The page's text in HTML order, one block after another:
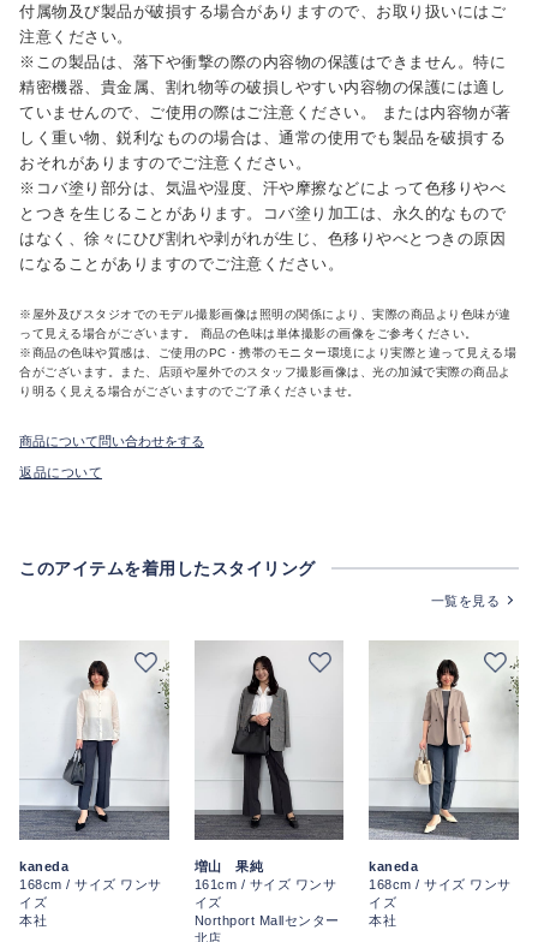
付属物及び製品が破損する場合がありますので、お取り扱いにはご
注意ください。
※この製品は、落下や衝撃の際の内容物の保護はできません。特に
精密機器、貴金属、割れ物等の破損しやすい内容物の保護には適し
ていませんので、ご使用の際はご注意ください。 または内容物が著
しく重い物、鋭利なものの場合は、通常の使用でも製品を破損する
おそれがありますのでご注意ください。
※コバ塗り部分は、気温や湿度、汗や摩擦などによって色移りやべ
とつきを生じることがあります。コバ塗り加工は、永久的なもので
はなく、徐々にひび割れや剥がれが生じ、色移りやべとつきの原因
になることがありますのでご注意ください。
※屋外及びスタジオでのモデル撮影画像は照明の関係により、実際の商品より色味が違
って見える場合がございます。 商品の色味は単体撮影の画像をご参考ください。
※商品の色味や質感は、ご使用のPC・携帯のモニター環境により実際と違って見える場
合がございます。また、店頭や屋外でのスタッフ撮影画像は、光の加減で実際の商品よ
り明るく見える場合がございますのでご了承くださいませ。
商品について問い合わせをする
返品について
このアイテムを着用したスタイリング
一覧を見る
kaneda
168cm / サイズ ワンサ
イズ
本社
増山 果純
161cm / サイズ ワンサ
イズ
Northport Mallセンター
北店
kaneda
168cm / サイズ ワンサ
イズ
本社